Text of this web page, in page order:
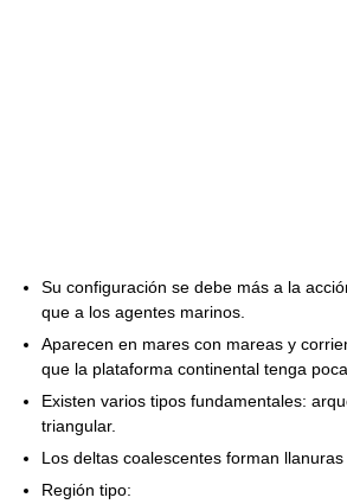
Su configuración se debe más a la
que a los agentes marinos.
Aparecen en mares con mareas y
que la plataforma continental tenga
Existen varios tipos fundamentales:
triangular.
Los deltas coalescentes forman llanuras
Región tipo: